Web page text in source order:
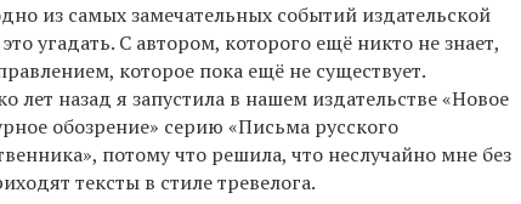
из самых замечательных событий издательской
угадать. С автором, которого ещё никто не знает,
которое пока ещё не существует.
лет назад я запустила в нашем издательстве «Новое
обозрение» серию «Письма русского
потому что решила, что неслучайно мне без
тексты в стиле тревелога.